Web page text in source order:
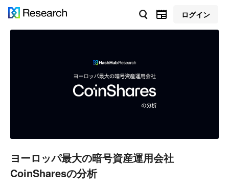
ログイン
ヨーロッパ最大の暗号資産運用会社
CoinSharesの分析